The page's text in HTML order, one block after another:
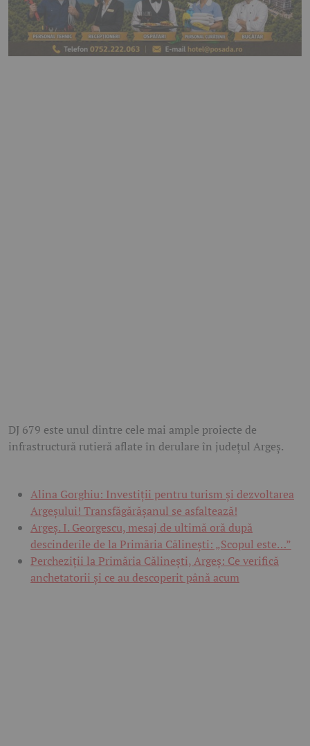
DJ 679 este unul dintre cele mai ample proiecte de
infrastructură rutieră aflate în derulare în județul Argeș.
Alina Gorghiu: Investiții pentru turism și dezvoltarea
Argeșului! Transfăgărășanul se asfaltează!
Argeș. I. Georgescu, mesaj de ultimă oră după
descinderile de la Primăria Călinești: „Scopul este…”
Percheziții la Primăria Călinești, Argeș: Ce verifică
anchetatorii și ce au descoperit până acum